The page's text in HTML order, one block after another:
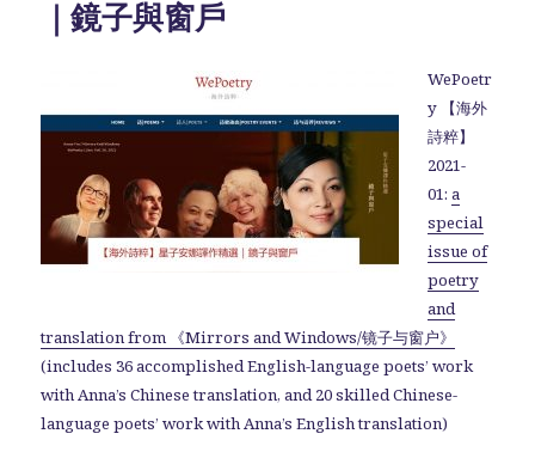
｜鏡子與窗戶
WePoetr
y 【海外
詩粹】
2021-
01:a
special
issue of
poetry
and
translation from 《Mirrors and Windows/镜子与窗户》
(includes 36 accomplished English-language poets’ work
with Anna’s Chinese translation, and 20 skilled Chinese-
language poets’ work with Anna’s English translation)